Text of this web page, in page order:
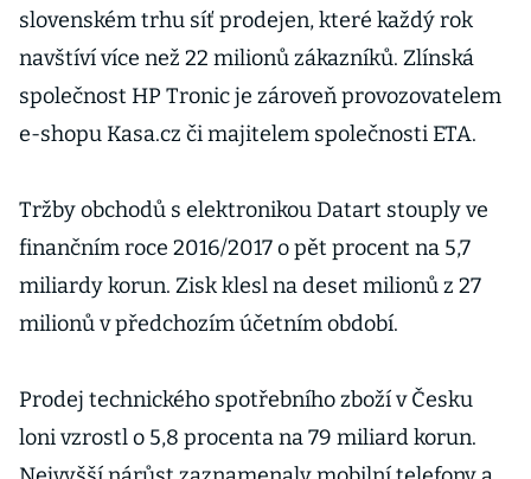
slovenském trhu síť prodejen, které každý rok
navštíví více než 22 milionů zákazníků. Zlínská
společnost HP Tronic je zároveň provozovatelem
e-shopu Kasa.cz či majitelem společnosti ETA.
Tržby obchodů s elektronikou Datart stouply ve
finančním roce 2016/2017 o pět procent na 5,7
miliardy korun. Zisk klesl na deset milionů z 27
milionů v předchozím účetním období.
Prodej technického spotřebního zboží v Česku
loni vzrostl o 5,8 procenta na 79 miliard korun.